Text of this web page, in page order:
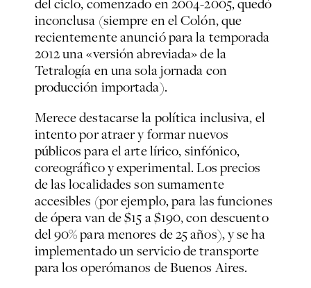
del ciclo, comenzado en 2004-2005, quedó
inconclusa (siempre en el Colón, que
recientemente anunció para la temporada
2012 una «versión abreviada» de la
Tetralogía en una sola jornada con
producción importada).
Merece destacarse la política inclusiva, el
intento por atraer y formar nuevos
públicos para el arte lírico, sinfónico,
coreográfico y experimental. Los precios
de las localidades son sumamente
accesibles (por ejemplo, para las funciones
de ópera van de $15 a $190, con descuento
del 90% para menores de 25 años), y se ha
implementado un servicio de transporte
para los operómanos de Buenos Aires.